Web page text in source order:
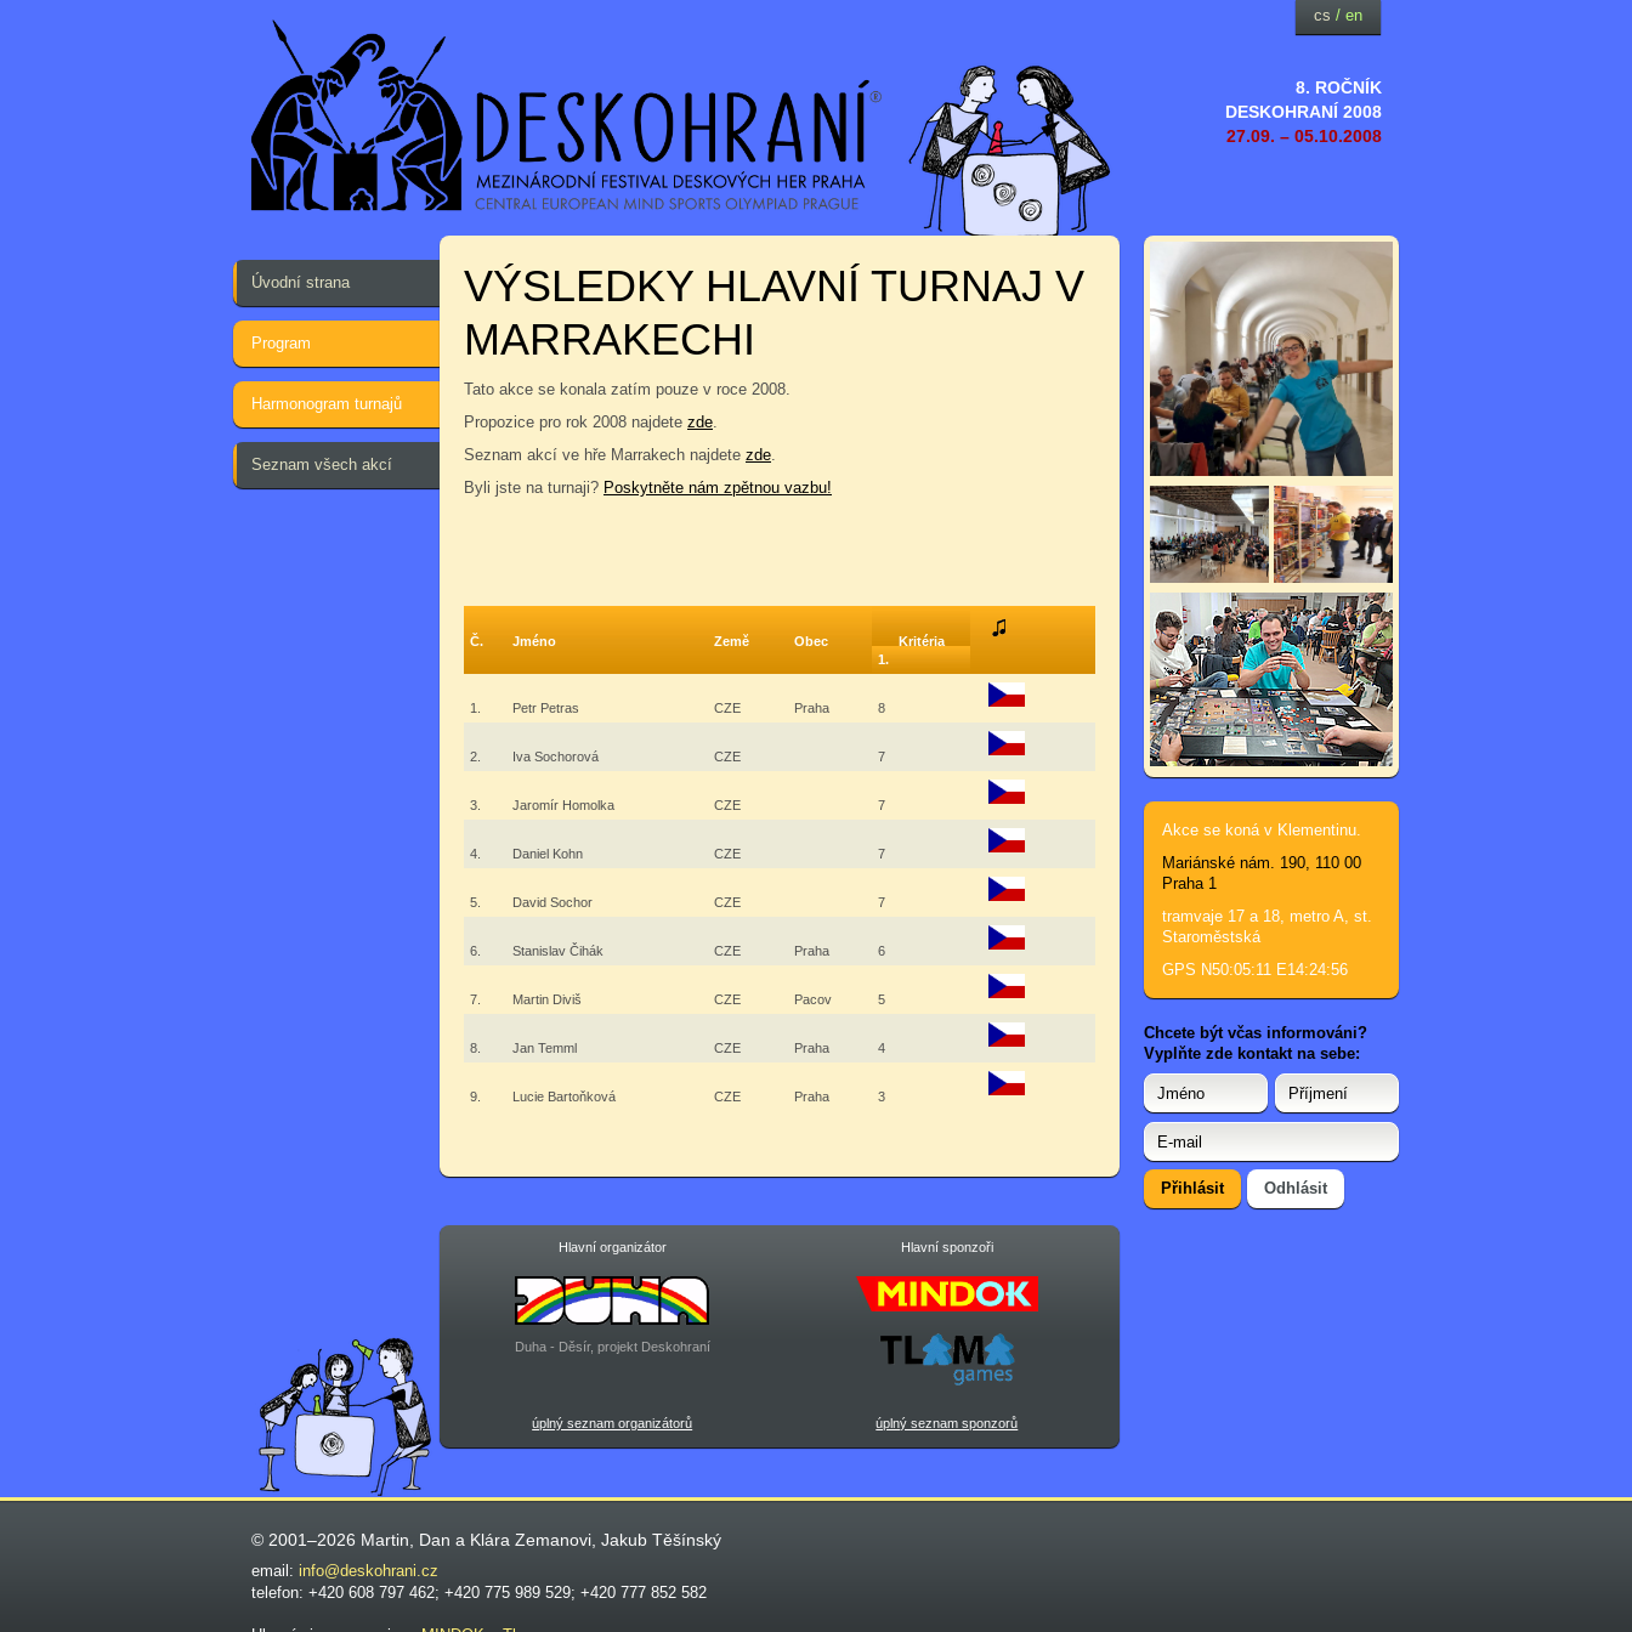
8. ROČNÍK
DESKOHRANÍ 2008
27.09. – 05.10.2008
cs / en
Úvodní strana
Program
Harmonogram turnajů
Seznam všech akcí
VÝSLEDKY HLAVNÍ TURNAJ V
MARRAKECHI
Tato akce se konala zatím pouze v roce 2008.
Propozice pro rok 2008 najdete zde.
Seznam akcí ve hře Marrakech najdete zde.
Byli jste na turnaji? Poskytněte nám zpětnou vazbu!
Č. Jméno Země Obec
Kritéria
1.
1. Petr Petras CZE Praha 8
2. Iva Sochorová CZE 7
3. Jaromír Homolka CZE 7
4. Daniel Kohn CZE 7
5. David Sochor CZE 7
6. Stanislav Čihák CZE Praha 6
7. Martin Diviš CZE Pacov 5
8. Jan Temml CZE Praha 4
9. Lucie Bartoňková CZE Praha 3
Hlavní organizátor Hlavní sponzoři
Duha - Děsír, projekt Deskohraní
úplný seznam organizátorů úplný seznam sponzorů
Akce se koná v Klementinu.
Mariánské nám. 190, 110 00
Praha 1
tramvaje 17 a 18, metro A, st.
Staroměstská
GPS N50:05:11 E14:24:56
Chcete být včas informováni?
Vyplňte zde kontakt na sebe:
© 2001–2026 Martin, Dan a Klára Zemanovi, Jakub Těšínský
email: info@deskohrani.cz
telefon: +420 608 797 462; +420 775 989 529; +420 777 852 582